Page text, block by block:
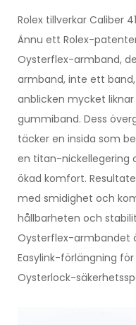
Rolex tillverkar Caliber
Ännu ett Rolex-
Oysterflex-armband,
armband, inte ett
anblicken mycket
gummiband. Dess
täcker en insida som
en titan-nickellegering
ökad komfort.
med smidighet och
hållbarheten och
Oysterflex-armbandet
Easylink-förlängning
Oysterlock-